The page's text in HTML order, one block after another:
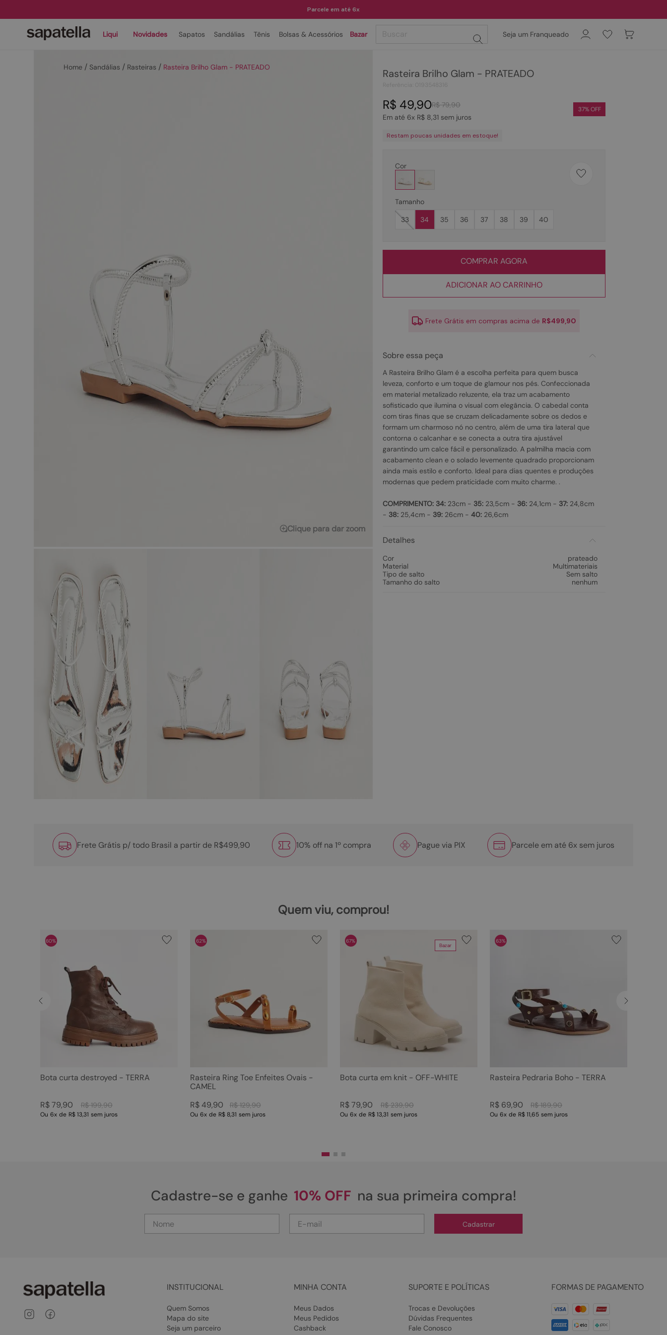
Parcele em até 6x
Liqui Novidades Sapatos Sandálias Tênis Bolsas & Acessórios Bazar Seja um Franqueado
Sandálias Rasteiras Rasteira Brilho Glam - PRATEADO
Clique para dar zoom
Rasteira Brilho Glam - PRATEADO
R$ 79,90
R$ 49,90
Em até 6x R$ 8,31sem juros
37% OFF
Restam poucas unidades em estoque!
Cor
Tamanho
33
34 35 36 37 38 39 40
COMPRAR AGORA
ADICIONAR AO CARRINHO
Frete Grátis em compras acima de R$499,90
Sobre essa peça
A Rasteira Brilho Glam é a escolha perfeita para quem busca
leveza, conforto e um toque de glamour nos pés. Confeccionada
em material metalizado reluzente, ela traz um acabamento
sofisticado que ilumina o visual com elegância. O cabedal conta
com tiras finas que se cruzam delicadamente sobre os dedos e
formam um charmoso nó no centro, além de uma tira lateral que
contorna o calcanhar e se conecta a outra tira ajustável
garantindo um calce fácil e personalizado. A palmilha macia com
acabamento clean e o solado levemente quadrado proporcionam
ainda mais estilo e conforto. Ideal para dias quentes e produções
modernas que pedem praticidade com muito charme. .
COMPRIMENTO: 34:23cm - 35:23,5cm - 36:24,1cm - 37:24,8cm
- 38:25,4cm - 39:26cm - 40:26,6cm
Detalhes
Cor
prateado
Material
Multimateriais
Tipo de salto
Sem salto
Tamanho do salto
nenhum
Frete Grátis p/ todo Brasil a partir de R$499,90 10% off na 1º compra Pague via PIX Parcele em até 6x sem juros
Quem viu, comprou!
60%
Bota curta destroyed - TERRA
R$ 199,90
R$ 79,90
Ou 6x de R$ 13,31 sem juros
62%
Rasteira Ring Toe Enfeites Ovais -
CAMEL
R$ 129,90
R$ 49,90
Ou 6x de R$ 8,31 sem juros
Bazar
67%
Bota curta em knit - OFF-WHITE
R$ 239,90
R$ 79,90
Ou 6x de R$ 13,31 sem juros
63%
Rasteira Pedraria Boho - TERRA
R$ 189,90
R$ 69,90
Ou 6x de R$ 11,65 sem juros
Cadastre-se e ganhe 10% OFF na sua primeira compra!
Cadastrar
INSTITUCIONAL
Quem Somos
Mapa do site
Seja um parceiro
MINHA CONTA
Meus Dados
Meus Pedidos
Cashback
SUPORTE E POLÍTICAS
Trocas e Devoluções
Dúvidas Frequentes
Fale Conosco
FORMAS DE PAGAMENTO